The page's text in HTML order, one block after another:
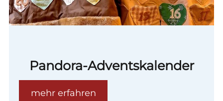
Pandora-Adventskalender
mehr erfahren